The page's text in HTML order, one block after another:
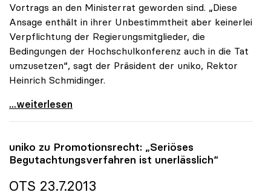
Vortrags an den Ministerrat geworden sind. „Diese
Ansage enthält in ihrer Unbestimmtheit aber keinerlei
Verpflichtung der Regierungsmitglieder, die
Bedingungen der Hochschulkonferenz auch in die Tat
umzusetzen“, sagt der Präsident der uniko, Rektor
Heinrich Schmidinger.
Medizin-Fakultät Linz: Ministerratsbeschluss ist
...weiterlesen
uniko zu Promotionsrecht: „Seriöses
Begutachtungsverfahren ist unerlässlich“
OTS 23.7.2013